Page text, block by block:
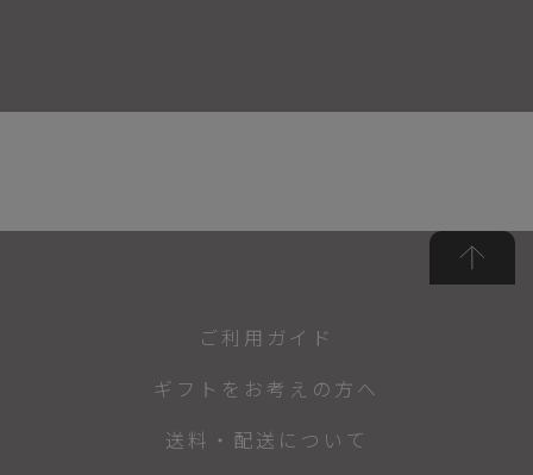
ご利用ガイド
ギフトをお考えの方へ
送料・配送について